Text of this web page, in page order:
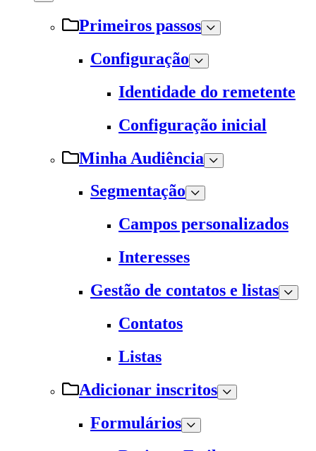
Primeiros passos
Configuração
Identidade do remetente
Configuração inicial
Minha Audiência
Segmentação
Campos personalizados
Interesses
Gestão de contatos e listas
Contatos
Listas
Adicionar inscritos
Formulários